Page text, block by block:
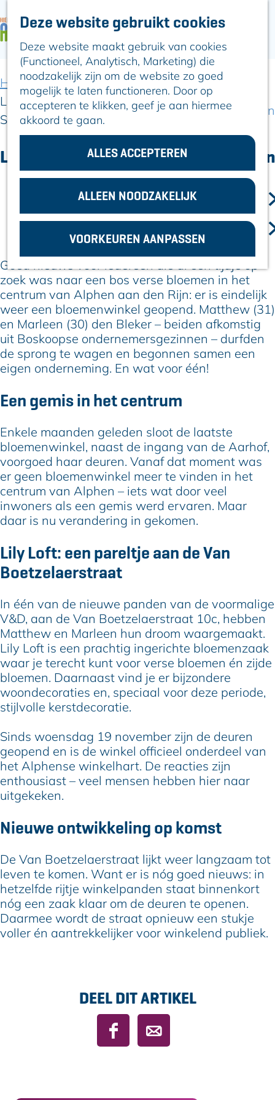
Deze website gebruikt cookies
Deze website maakt gebruik van cookies
(Functioneel, Analytisch, Marketing) die
noodzakelijk zijn om de website zo goed
mogelijk te laten functioneren. Door op
accepteren te klikken, geef je aan hiermee
akkoord te gaan.
ALLES ACCEPTEREN
ALLEEN NOODZAKELIJK
VOORKEUREN AANPASSEN
n
a
a
r
e
h
e
ARTIKELEN
Hier is Boskoop
Lekker Lokaal
Ontdek het
Erfgoed
Natuurlijk genieten
In en om Alphen
Kleuren van de
toren
VOOR
ONDERNEMERS
Home
Artikelen
Lilly Loft: de nieuwe bloemenwinkel in het
Stadshart
Lilly Loft: de nieuwe bloemenwinkel in
het Stadshart
Goed nieuws voor iedereen die al een tijdje op
zoek was naar een bos verse bloemen in het
centrum van Alphen aan den Rijn: er is eindelijk
weer een bloemenwinkel geopend. Matthew (31)
en Marleen (30) den Bleker – beiden afkomstig
uit Boskoopse ondernemersgezinnen – durfden
de sprong te wagen en begonnen samen een
eigen onderneming. En wat voor één!
Een gemis in het centrum
Enkele maanden geleden sloot de laatste
bloemenwinkel, naast de ingang van de Aarhof,
voorgoed haar deuren. Vanaf dat moment was
er geen bloemenwinkel meer te vinden in het
centrum van Alphen – iets wat door veel
inwoners als een gemis werd ervaren. Maar
daar is nu verandering in gekomen.
Lily Loft: een pareltje aan de Van
Boetzelaerstraat
In één van de nieuwe panden van de voormalige
V&D, aan de Van Boetzelaerstraat 10c, hebben
Matthew en Marleen hun droom waargemaakt.
Lily Loft is een prachtig ingerichte bloemenzaak
waar je terecht kunt voor verse bloemen én zijde
bloemen. Daarnaast vind je er bijzondere
woondecoraties en, speciaal voor deze periode,
stijlvolle kerstdecoratie.
Sinds woensdag 19 november zijn de deuren
geopend en is de winkel officieel onderdeel van
het Alphense winkelhart. De reacties zijn
enthousiast – veel mensen hebben hier naar
uitgekeken.
Nieuwe ontwikkeling op komst
De Van Boetzelaerstraat lijkt weer langzaam tot
leven te komen. Want er is nóg goed nieuws: in
hetzelfde rijtje winkelpanden staat binnenkort
nóg een zaak klaar om de deuren te openen.
Daarmee wordt de straat opnieuw een stukje
voller én aantrekkelijker voor winkelend publiek.
DEEL DIT ARTIKEL
D
e
d
D
e
d